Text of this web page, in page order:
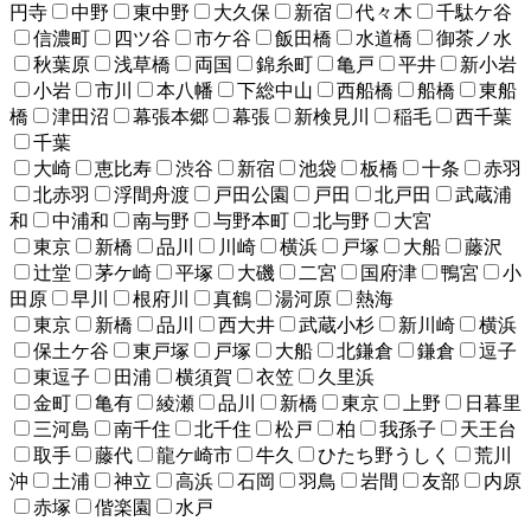
円寺
中野 東中野 大久保 新宿 代々木
千駄ケ谷
信濃町
四ツ谷 市ケ谷 飯田橋 水道橋
御茶ノ水
秋葉原
浅草橋 両国 錦糸町 亀戸 平井
新小岩
小岩
市川 本八幡 下総中山 西船橋 船橋
東船
橋
津田沼 幕張本郷 幕張 新検見川 稲毛
西千葉
千葉
大崎
恵比寿 渋谷 新宿 池袋 板橋 十条
赤羽
北赤羽
浮間舟渡 戸田公園 戸田 北戸田
武蔵浦
和
中浦和 南与野 与野本町 北与野
大宮
東京
新橋 品川 川崎 横浜 戸塚 大船
藤沢
辻堂
茅ケ崎 平塚 大磯 二宮 国府津 鴨宮
小
田原
早川 根府川 真鶴 湯河原
熱海
東京
新橋 品川 西大井 武蔵小杉 新川崎
横浜
保土ケ谷
東戸塚 戸塚 大船 北鎌倉 鎌倉
逗子
東逗子
田浦 横須賀 衣笠
久里浜
金町
亀有 綾瀬 品川 新橋 東京 上野
日暮里
三河島
南千住 北千住 松戸 柏 我孫子
天王台
取手
藤代 龍ケ崎市 牛久 ひたち野うしく
荒川
沖
土浦 神立 高浜 石岡 羽鳥 岩間 友部
内原
赤塚
偕楽園
水戸